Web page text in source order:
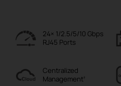
24× 1/2.5/5/10 Gbps
RJ45 Ports
Centralized
Management†